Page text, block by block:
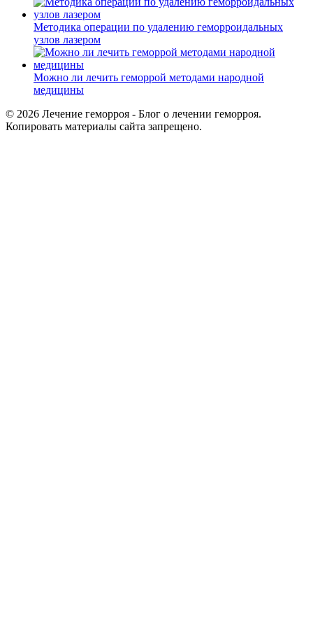
Методика операции по удалению геморроидальных
узлов лазером
Можно ли лечить геморрой методами народной
медицины
© 2026 Лечение геморроя - Блог о лечении геморроя.
Копировать материалы сайта запрещено.